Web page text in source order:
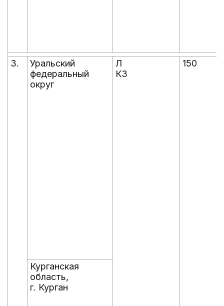
3.
Уральский
федеральный
округ
Л
КЗ
150
Курганская
область,
г. Курган